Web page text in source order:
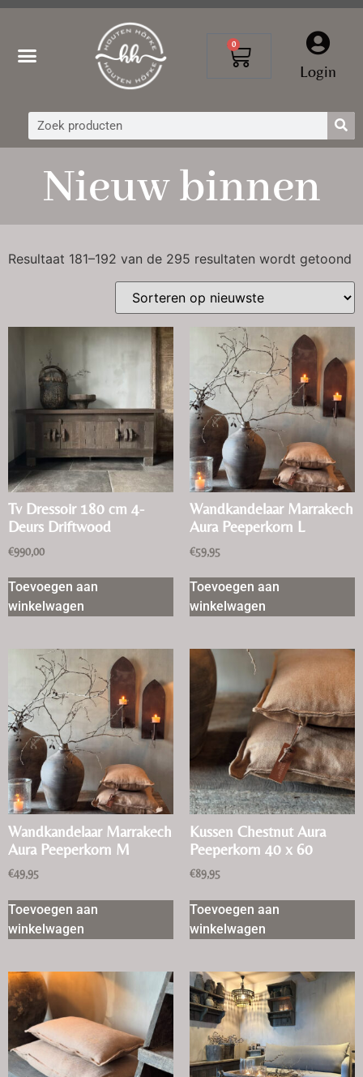
0
Login
Nieuw binnen
Resultaat 181–192 van de 295 resultaten wordt getoond
Tv Dressoir 180 cm 4-
Deurs Driftwood
€990,00
Toevoegen aan
winkelwagen
Wandkandelaar Marrakech
Aura Peeperkorn L
€59,95
Toevoegen aan
winkelwagen
Wandkandelaar Marrakech
Aura Peeperkorn M
€49,95
Toevoegen aan
winkelwagen
Kussen Chestnut Aura
Peeperkorn 40 x 60
€89,95
Toevoegen aan
winkelwagen